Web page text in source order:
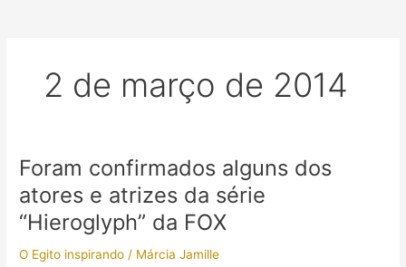
2 de março de 2014
Foram confirmados alguns dos
atores e atrizes da série
“Hieroglyph” da FOX
O Egito inspirando / Márcia Jamille